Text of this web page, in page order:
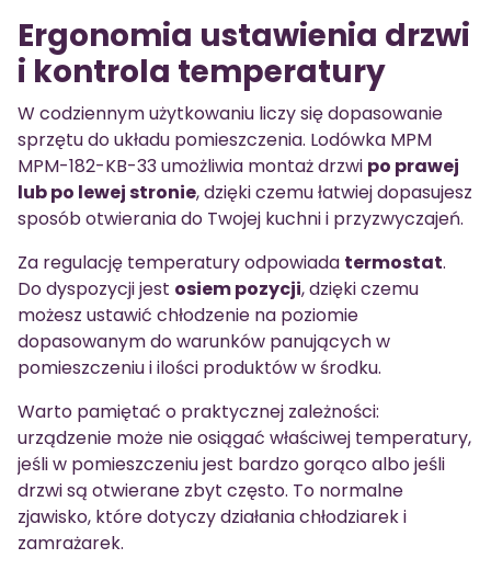
Ergonomia ustawienia drzwi
i kontrola temperatury
W codziennym użytkowaniu liczy się dopasowanie
sprzętu do układu pomieszczenia. Lodówka MPM
MPM-182-KB-33 umożliwia montaż drzwi po prawej
lub po lewej stronie, dzięki czemu łatwiej dopasujesz
sposób otwierania do Twojej kuchni i przyzwyczajeń.
Za regulację temperatury odpowiada termostat.
Do dyspozycji jest osiem pozycji, dzięki czemu
możesz ustawić chłodzenie na poziomie
dopasowanym do warunków panujących w
pomieszczeniu i ilości produktów w środku.
Warto pamiętać o praktycznej zależności:
urządzenie może nie osiągać właściwej temperatury,
jeśli w pomieszczeniu jest bardzo gorąco albo jeśli
drzwi są otwierane zbyt często. To normalne
zjawisko, które dotyczy działania chłodziarek i
zamrażarek.